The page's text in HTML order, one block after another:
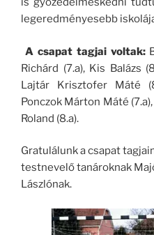
legeredményesebb
A csapat tagjai voltak:
Richárd (7.a), Kis Balázs
Lajtár Krisztofer Máté
Ponczok Márton Máté
Roland (8.a).
Gratulálunk a csapat
testnevelő tanároknak
Lászlónak.